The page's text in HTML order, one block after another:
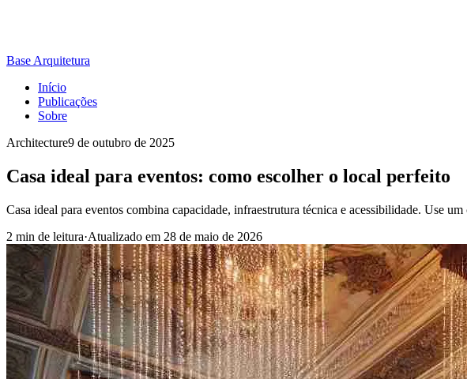
Base Arquitetura
Início
Publicações
Sobre
Architecture9 de outubro de 2025
Casa ideal para eventos: como escolher o local perfeito
Casa ideal para eventos combina capacidade, infraestrutura técnica e acessibilidade. Use
2 min de leitura·Atualizado em 28 de maio de 2026